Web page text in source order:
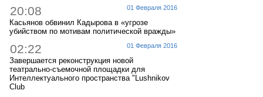
01 Февраля 2016
20:08
Касьянов обвинил Кадырова в «угрозе
убийством по мотивам политической вражды»
01 Февраля 2016
02:22
Завершается реконструкция новой
театрально-съемочной площадки для
Интеллектуального пространства "Lushnikov
Club